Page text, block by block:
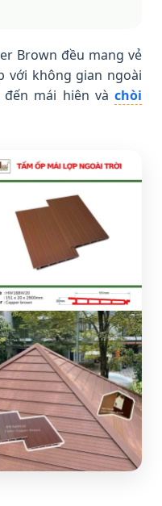
Brown đều mang vẻ
với không gian ngoài
đến mái hiên vàchòi